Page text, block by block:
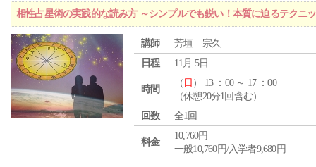
相性占星術の実践的な読み方 ～シンプルでも鋭い！本質に迫るテクニ
講師
芳垣 宗久
日程
11月 5日
時間
（ 日 ） 13 ：00 ～ 17 ：00
（休憩20分1回含む）
回数
全1回
料金
10,760円
一般10,760円/入学者9,680円